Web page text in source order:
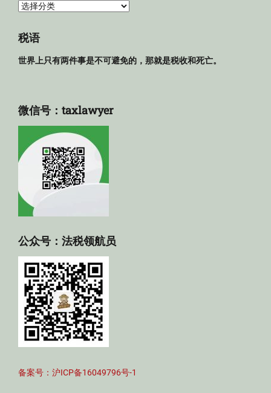
法
库
税语
世界上只有两件事是不可避免的，那就是税收和死亡。
微信号：taxlawyer
公众号：法税领航员
备案号：沪ICP备16049796号-1